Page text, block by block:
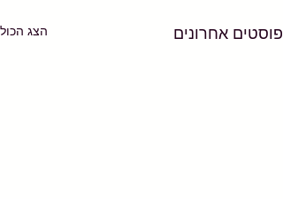
פוסטים אחרונים הצג הכול